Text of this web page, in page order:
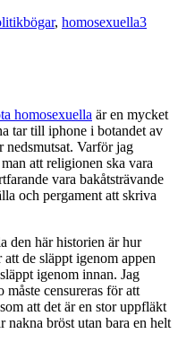
Taggar
bögar, homosexuella3
homosexuella är en mycket
tar till iphone i botandet av
nedsmutsat. Varför jag
att religionen ska vara
vara bakåtsträvande
och pergament att skriva
den här historien är hur
de släppt igenom appen
igenom innan. Jag
censureras för att
att det är en stor uppfläkt
nakna bröst utan bara en helt